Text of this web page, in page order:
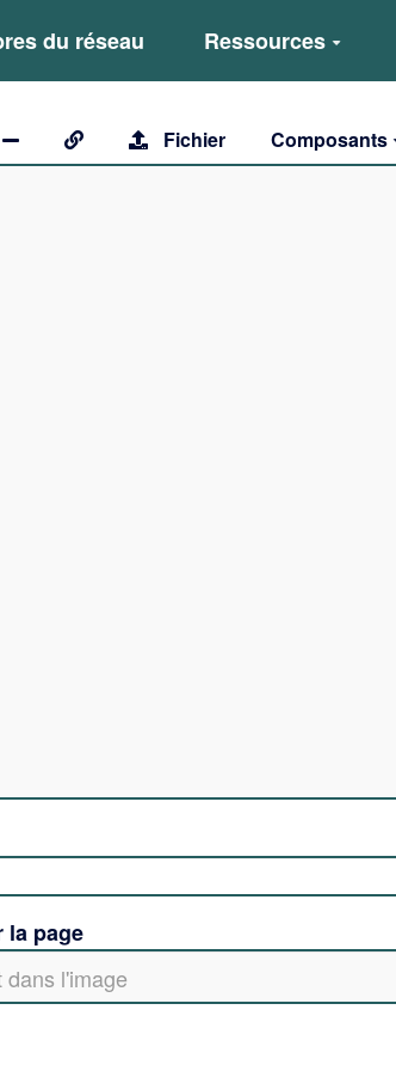
du réseau Ressources
Fichier Composants
la page